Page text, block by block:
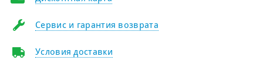
Сервис и гарантия возврата
Условия доставки